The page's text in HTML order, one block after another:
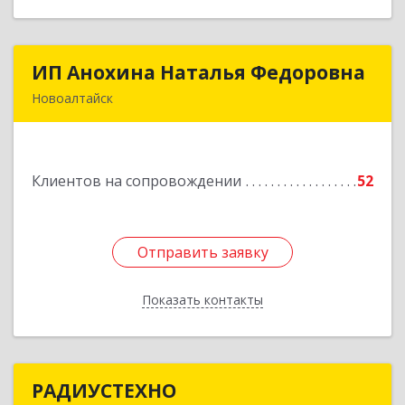
ИП Анохина Наталья Федоровна
Новоалтайск
Клиентов на сопровождении 52
Отправить заявку
Показать контакты
ИП Анохина Наталья Федоровна
Подробнее
Отправить заявку
Назад
РАДИУСТЕХНО